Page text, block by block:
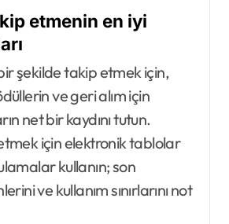
etmenin en iyi
şekilde takip etmek için,
ve geri alım için
net bir kaydını tutun.
için elektronik tablolar
kullanın; son
ve kullanım sınırlarını not